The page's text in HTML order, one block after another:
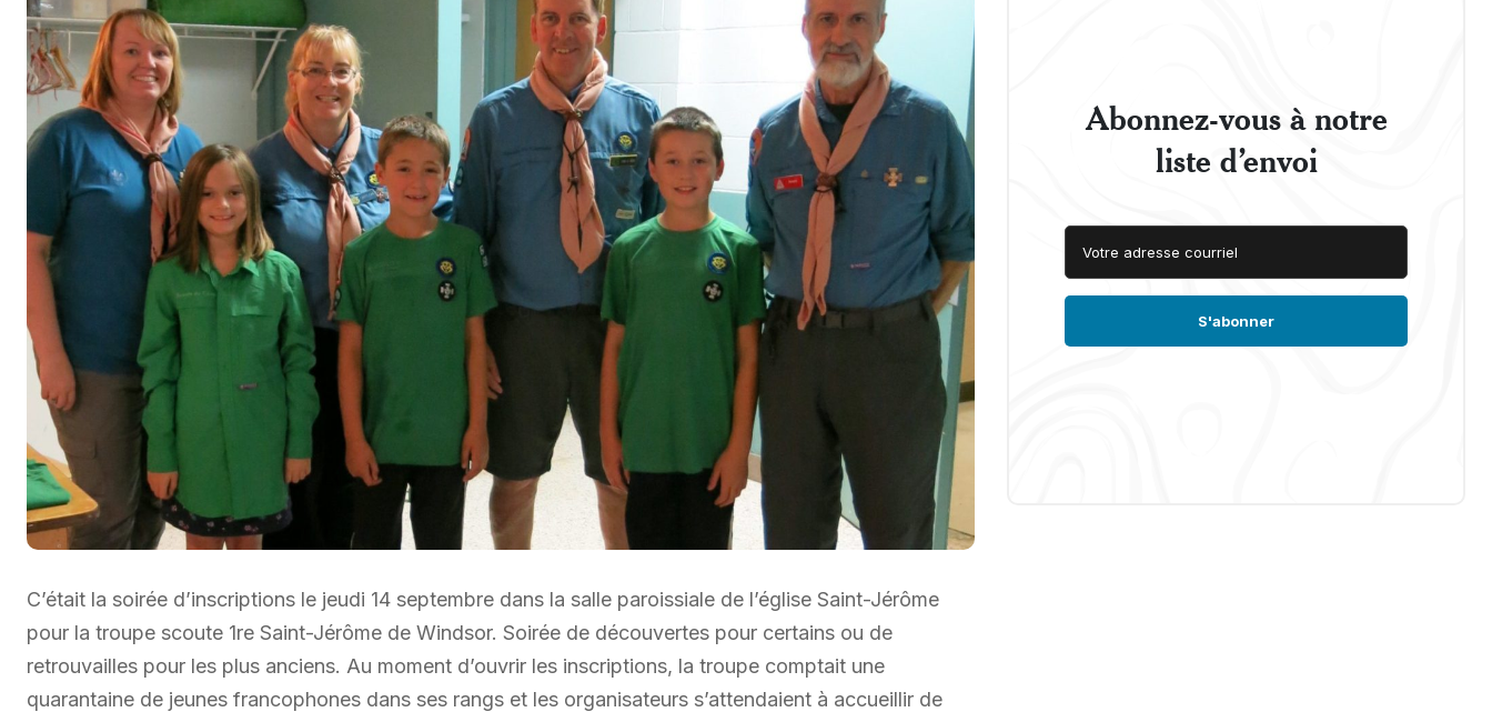
C’était la soirée d’inscriptions le jeudi 14 septembre dans la salle paroissiale de l’église Saint-Jérôme
pour la troupe scoute 1re Saint-Jérôme de Windsor. Soirée de découvertes pour certains ou de
retrouvailles pour les plus anciens. Au moment d’ouvrir les inscriptions, la troupe comptait une
quarantaine de jeunes francophones dans ses rangs et les organisateurs s’attendaient à accueillir de
Abonnez-vous à notre
liste d’envoi